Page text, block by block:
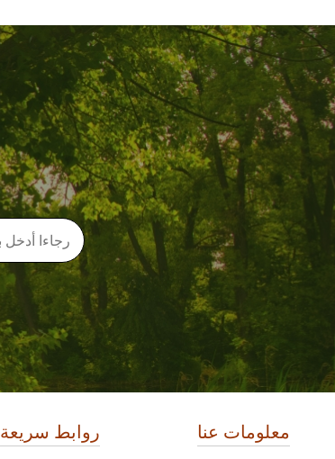
معلومات عنا روابط سريعة